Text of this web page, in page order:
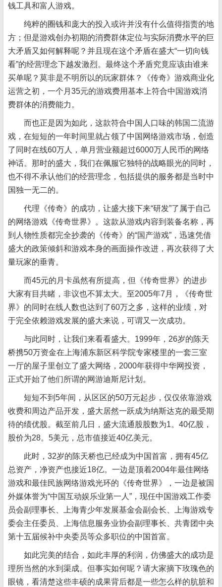
钱工具和富人游戏。
纯粹的圈钱和庞大的投入或许并没有什么值得指责的地
方；但是游戏创办初期的消费群体定位与实际消费水平的巨
大矛盾又如何解释呢？并且现在这个矛盾在盛大“一切向钱
看”的经营理念下越发激烈。最终这个矛盾究竟应该由谁来
买单呢？莫非是不明所以的玩家群体？《传奇》游戏商业化
运营之初，一个月35元的游戏费用基本上符合中国游戏消
费群体的消费能力。
而也正是因为如此，这款符合中国人口味的韩国二流游
戏，在短短的一年时间里就占领了中国网络游戏市场，创造
了同时在线60万人，单月营业额超过6000万人民币的网络
神话。那时的盛大，我们在佩服它独特的战略眼光的同时，
也不得不承认他们的经营理念，包括提供的服务都是当时中
国独一无二的。
代理《传奇》的成功，让盛大接下来“研发”了属于自己
的网络游戏《传奇世界》。这款从游戏内容到装备名称，再
到人物性质都完全抄袭的《传奇》的“国产游戏”，迅速凭借
盛大的政策倾斜和游戏本身的画面操作改进，再次获得了大
量玩家的垂青。
而45元的月卡虽然有所提高，但《传奇世界》的进步
大家有目共睹，非议也不算太大。至2005年7月，《传奇世
界》的同时在线人数也达到了60万之多，这样的业绩，对
于完全依赖游戏发展的盛大来说，可谓又一次成功。
与此同时，让我们来看看盛大。1999年，26岁的陈天
桥携50万资金在上海浦东新区科学院专家楼里的一套三室
一厅的屋子里创立了盛大网络，2000年获得中华网投资，
正式开始了他们所谓的网游迪斯尼计划。
短短不到5年间，从区区的50万元起步，仅仅依靠游戏
收费和周边产品开发，盛大居然一跃成为纳斯达克的最受期
待的绩优股。截至前几日，盛大流通股股数为1。40亿股，
股价为28。5美元，总市值接近40亿美元。
此时，32岁的陈天桥也已经成为中国首富，拥有45亿
总资产，净资产也接近18亿。一边是顶着2004年最佳网络
游戏和最佳民族网络游戏光环的《传奇世界》，一边是被国
外媒体誉为“中国互动娱乐业第一人”，现任中国游戏工作委
员会副理事长、上海青少年发展基金会副会长、上海游戏专
委会主任委员、上海信息服务业协会副理事长、共青团中央
第十五届候补中央委员等众多职位的中国首富。
如此完美的结合，如此丰厚的利润，仿佛盛大的成功是
理所当然的水到渠成。但事实如何呢？请大家摘下玫瑰色的
眼镜，看清楚这些丰硕的成果背后都是一些怎么样的肮脏和